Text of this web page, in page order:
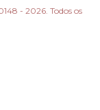
- 2026. Todos os